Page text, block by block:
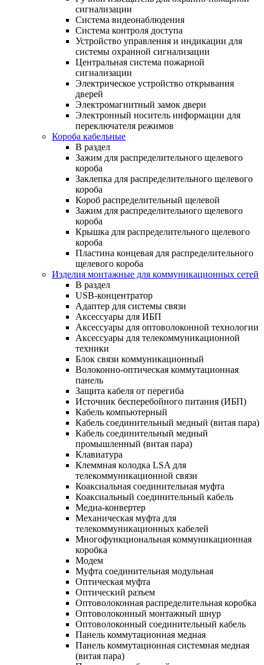
сигнализации
Система видеонаблюдения
Система контроля доступа
Устройство управления и индикации для
системы охранной сигнализации
Центральная система пожарной
сигнализации
Электрическое устройство открывания
дверей
Электромагнитный замок двери
Электронный носитель информации для
переключателя режимов
Короба кабельные
В раздел
Зажим для распределительного щелевого
короба
Заклепка для распределительного щелевого
короба
Короб распределительный щелевой
Зажим для распределительного щелевого
короба
Крышка для распределительного щелевого
короба
Пластина концевая для распределительного
щелевого короба
Изделия монтажные для коммуникационных сетей
В раздел
USB-концентратор
Адаптер для системы связи
Аксессуары для ИБП
Аксессуары для оптоволоконной технологии
Аксессуары для телекоммуникационной
техники
Блок связи коммуникационный
Волоконно-оптическая коммутационная
панель
Защита кабеля от перегиба
Источник бесперебойного питания (ИБП)
Кабель компьютерный
Кабель соединительный медный (витая пара)
Кабель соединительный медный
промышленный (витая пара)
Клавиатура
Клеммная колодка LSA для
телекоммуникационной связи
Коаксиальная соединительная муфта
Коаксиальный соединительный кабель
Медиа-конвертер
Механическая муфта для
телекоммуникационных кабелей
Многофункциональная коммуникационная
коробка
Модем
Муфта соединительная модульная
Оптическая муфта
Оптический разъем
Оптоволоконная распределительная коробка
Оптоволоконный монтажный шнур
Оптоволоконный соединительный кабель
Панель коммутационная медная
Панель коммутационная системная медная
(витая пара)